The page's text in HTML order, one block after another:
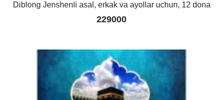
Diblong Jenshenli asal, erkak va ayollar uchun, 12 dona
229000